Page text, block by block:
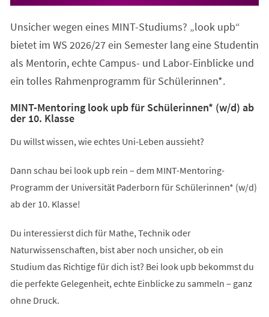
Unsicher wegen eines MINT-Studiums? „look upb“
bietet im WS 2026/27 ein Semester lang eine Studentin
als Mentorin, echte Campus- und Labor-Einblicke und
ein tolles Rahmenprogramm für Schülerinnen*.
MINT-Mentoring look upb für Schülerinnen* (w/d) ab
der 10. Klasse
Du willst wissen, wie echtes Uni-Leben aussieht?
Dann schau bei look upb rein – dem MINT-Mentoring-
Programm der Universität Paderborn für Schülerinnen* (w/d)
ab der 10. Klasse!
Du interessierst dich für Mathe, Technik oder
Naturwissenschaften, bist aber noch unsicher, ob ein
Studium das Richtige für dich ist? Bei look upb bekommst du
die perfekte Gelegenheit, echte Einblicke zu sammeln – ganz
ohne Druck.